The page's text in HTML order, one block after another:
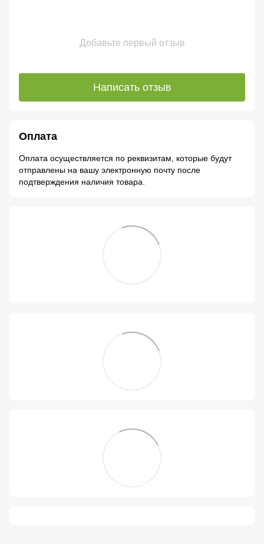
Добавьте первый отзыв
Написать отзыв
Оплата
Оплата осуществляется по реквизитам, которые будут
отправлены на вашу электронную почту после
подтверждения наличия товара.